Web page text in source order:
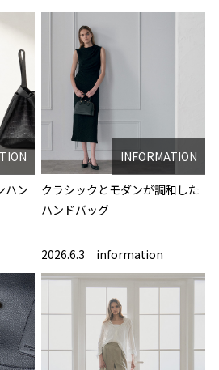
ハン
INFORMATION
クラシックとモダンが調和した
ハンドバッグ
2026.6.3 information